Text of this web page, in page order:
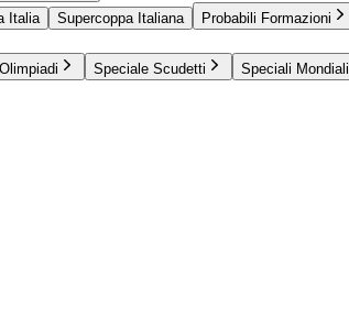
Italia Supercoppa Italiana Probabili Formazioni
Speciale Scudetti Speciali Mondiali